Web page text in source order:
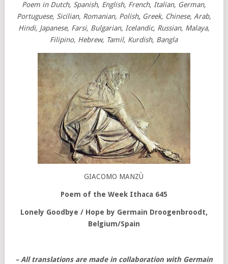
Poem in Dutch, Spanish, English, French, Italian, German,
Portuguese, Sicilian, Romanian, Polish,Greek, Chinese, Arab,
Hindi, Japanese, Farsi, Bulgarian, Icelandic, Russian, Malaya,
Filipino, Hebrew, Tamil, Kurdish, Bangla
GIACOMO MANZÙ
Poem of the Week Ithaca 645
Lonely Goodbye / Hope by Germain Droogenbroodt,
Belgium/Spain
– All translations are made in collaboration with Germain